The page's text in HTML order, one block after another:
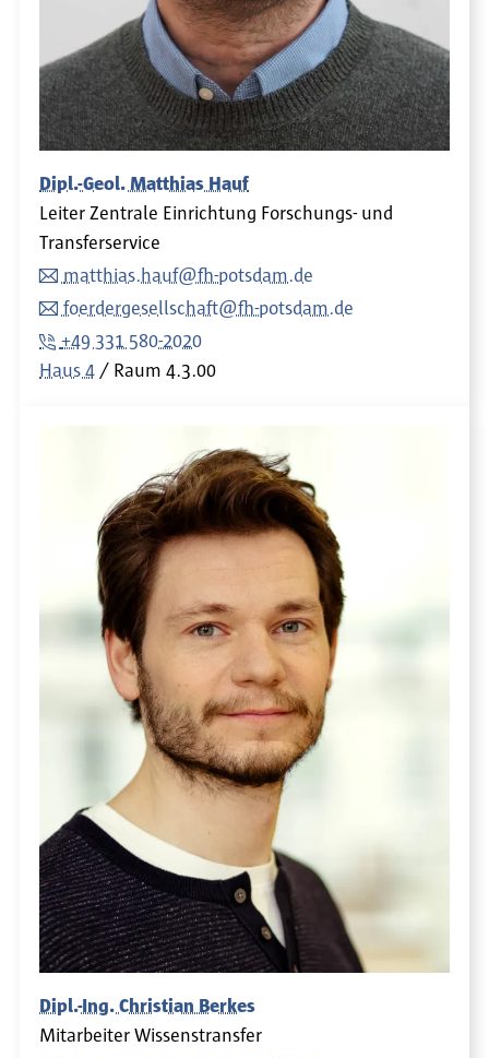
Dipl.-Geol. Matthias Hauf
Leiter Zentrale Einrichtung Forschungs- und
Transferservice
matthias.hauf@fh-potsdam.de
foerdergesellschaft@fh-potsdam.de
+49 331 580-2020
Haus 4
Raum 4.3.00
Dipl.-Ing. Christian Berkes
Mitarbeiter Wissenstransfer